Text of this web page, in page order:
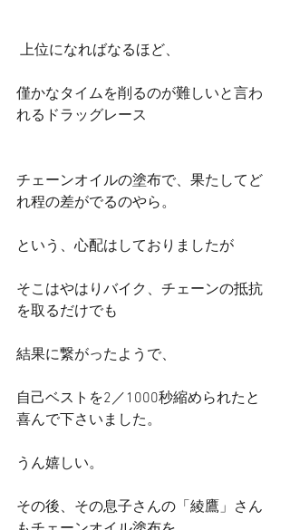
上位になればなるほど、
僅かなタイムを削るのが難しいと言わ
れるドラッグレース
チェーンオイルの塗布で、果たしてど
れ程の差がでるのやら。
という、心配はしておりましたが
そこはやはりバイク、チェーンの抵抗
を取るだけでも
結果に繋がったようで、
自己ベストを2／1000秒縮められたと
喜んで下さいました。
うん嬉しい。
その後、その息子さんの「綾鷹」さん